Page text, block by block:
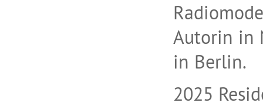
Autorin in
in Berlin.
2025